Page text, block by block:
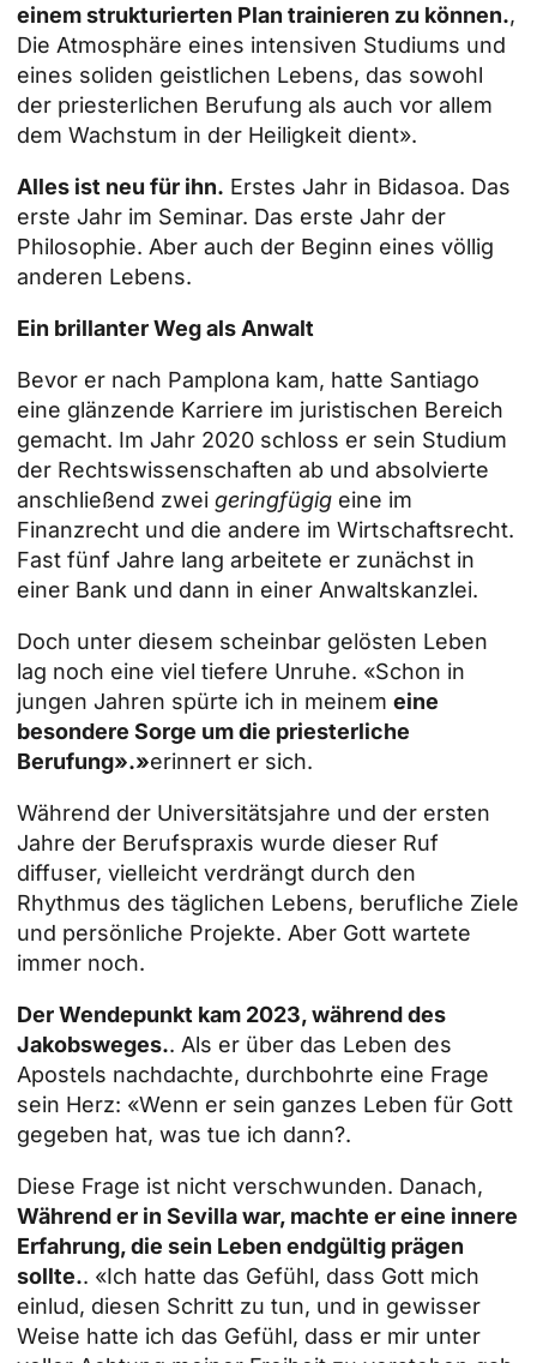
einem strukturierten Plan trainieren zu können.,
Die Atmosphäre eines intensiven Studiums und
eines soliden geistlichen Lebens, das sowohl
der priesterlichen Berufung als auch vor allem
dem Wachstum in der Heiligkeit dient».
Alles ist neu für ihn. Erstes Jahr in Bidasoa. Das
erste Jahr im Seminar. Das erste Jahr der
Philosophie. Aber auch der Beginn eines völlig
anderen Lebens.
Ein brillanter Weg als Anwalt
Bevor er nach Pamplona kam, hatte Santiago
eine glänzende Karriere im juristischen Bereich
gemacht. Im Jahr 2020 schloss er sein Studium
der Rechtswissenschaften ab und absolvierte
anschließend zwei geringfügig eine im
Finanzrecht und die andere im Wirtschaftsrecht.
Fast fünf Jahre lang arbeitete er zunächst in
einer Bank und dann in einer Anwaltskanzlei.
Doch unter diesem scheinbar gelösten Leben
lag noch eine viel tiefere Unruhe. «Schon in
jungen Jahren spürte ich in meinem eine
besondere Sorge um die priesterliche
Berufung».»erinnert er sich.
Während der Universitätsjahre und der ersten
Jahre der Berufspraxis wurde dieser Ruf
diffuser, vielleicht verdrängt durch den
Rhythmus des täglichen Lebens, berufliche Ziele
und persönliche Projekte. Aber Gott wartete
immer noch.
Der Wendepunkt kam 2023, während des
Jakobsweges.. Als er über das Leben des
Apostels nachdachte, durchbohrte eine Frage
sein Herz: «Wenn er sein ganzes Leben für Gott
gegeben hat, was tue ich dann?.
Diese Frage ist nicht verschwunden. Danach,
Während er in Sevilla war, machte er eine innere
Erfahrung, die sein Leben endgültig prägen
sollte.. «Ich hatte das Gefühl, dass Gott mich
einlud, diesen Schritt zu tun, und in gewisser
Weise hatte ich das Gefühl, dass er mir unter